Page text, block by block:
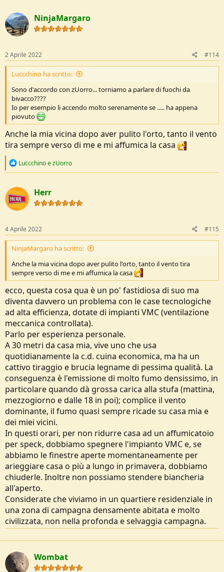
c
t
i
o
s
:
NinjaMargaro
2 Aprile 2022 #114
Luccchino ha scritto:
Sono d'accordo con zUorro... torniamo a parlare di fuochi da
bivacco????
Io per esempio li accendo molto serenamente se ..... ha appena
piovuto
Anche la mia vicina dopo aver pulito l'orto, tanto il vento
tira sempre verso di me e mi affumica la casa
R
c
t
i
o
s
:
LuccchinoezUorro
Herr
4 Aprile 2022 #115
NinjaMargaro ha scritto:
Anche la mia vicina dopo aver pulito l'orto, tanto il vento tira
sempre verso di me e mi affumica la casa
ecco, questa cosa qua è un po' fastidiosa di suo ma
diventa davvero un problema con le case tecnologiche
ad alta efficienza, dotate di impianti VMC (ventilazione
meccanica controllata).
Parlo per esperienza personale.
A 30 metri da casa mia, vive uno che usa
quotidianamente la c.d. cuina economica, ma ha un
cattivo tiraggio e brucia legname di pessima qualità. La
conseguenza è l'emissione di molto fumo densissimo, in
particolare quando dà grossa carica alla stufa (mattina,
mezzogiorno e dalle 18 in poi); complice il vento
dominante, il fumo quasi sempre ricade su casa mia e
dei miei vicini.
In questi orari, per non ridurre casa ad un affumicatoio
per speck, dobbiamo spegnere l'impianto VMC e, se
abbiamo le finestre aperte momentaneamente per
arieggiare casa o più a lungo in primavera, dobbiamo
chiuderle. Inoltre non possiamo stendere biancheria
all'aperto.
Considerate che viviamo in un quartiere residenziale in
una zona di campagna densamente abitata e molto
civilizzata, non nella profonda e selvaggia campagna.
Wombat